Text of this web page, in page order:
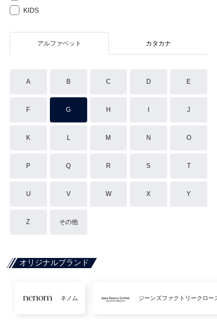
KIDS
アルファベット カタカナ
A B C D E
F G H J
K L M N O
P Q R S T
U V W X Y
Z その他
オリジナルブランド
ネノム ジーンズファクトリークロー